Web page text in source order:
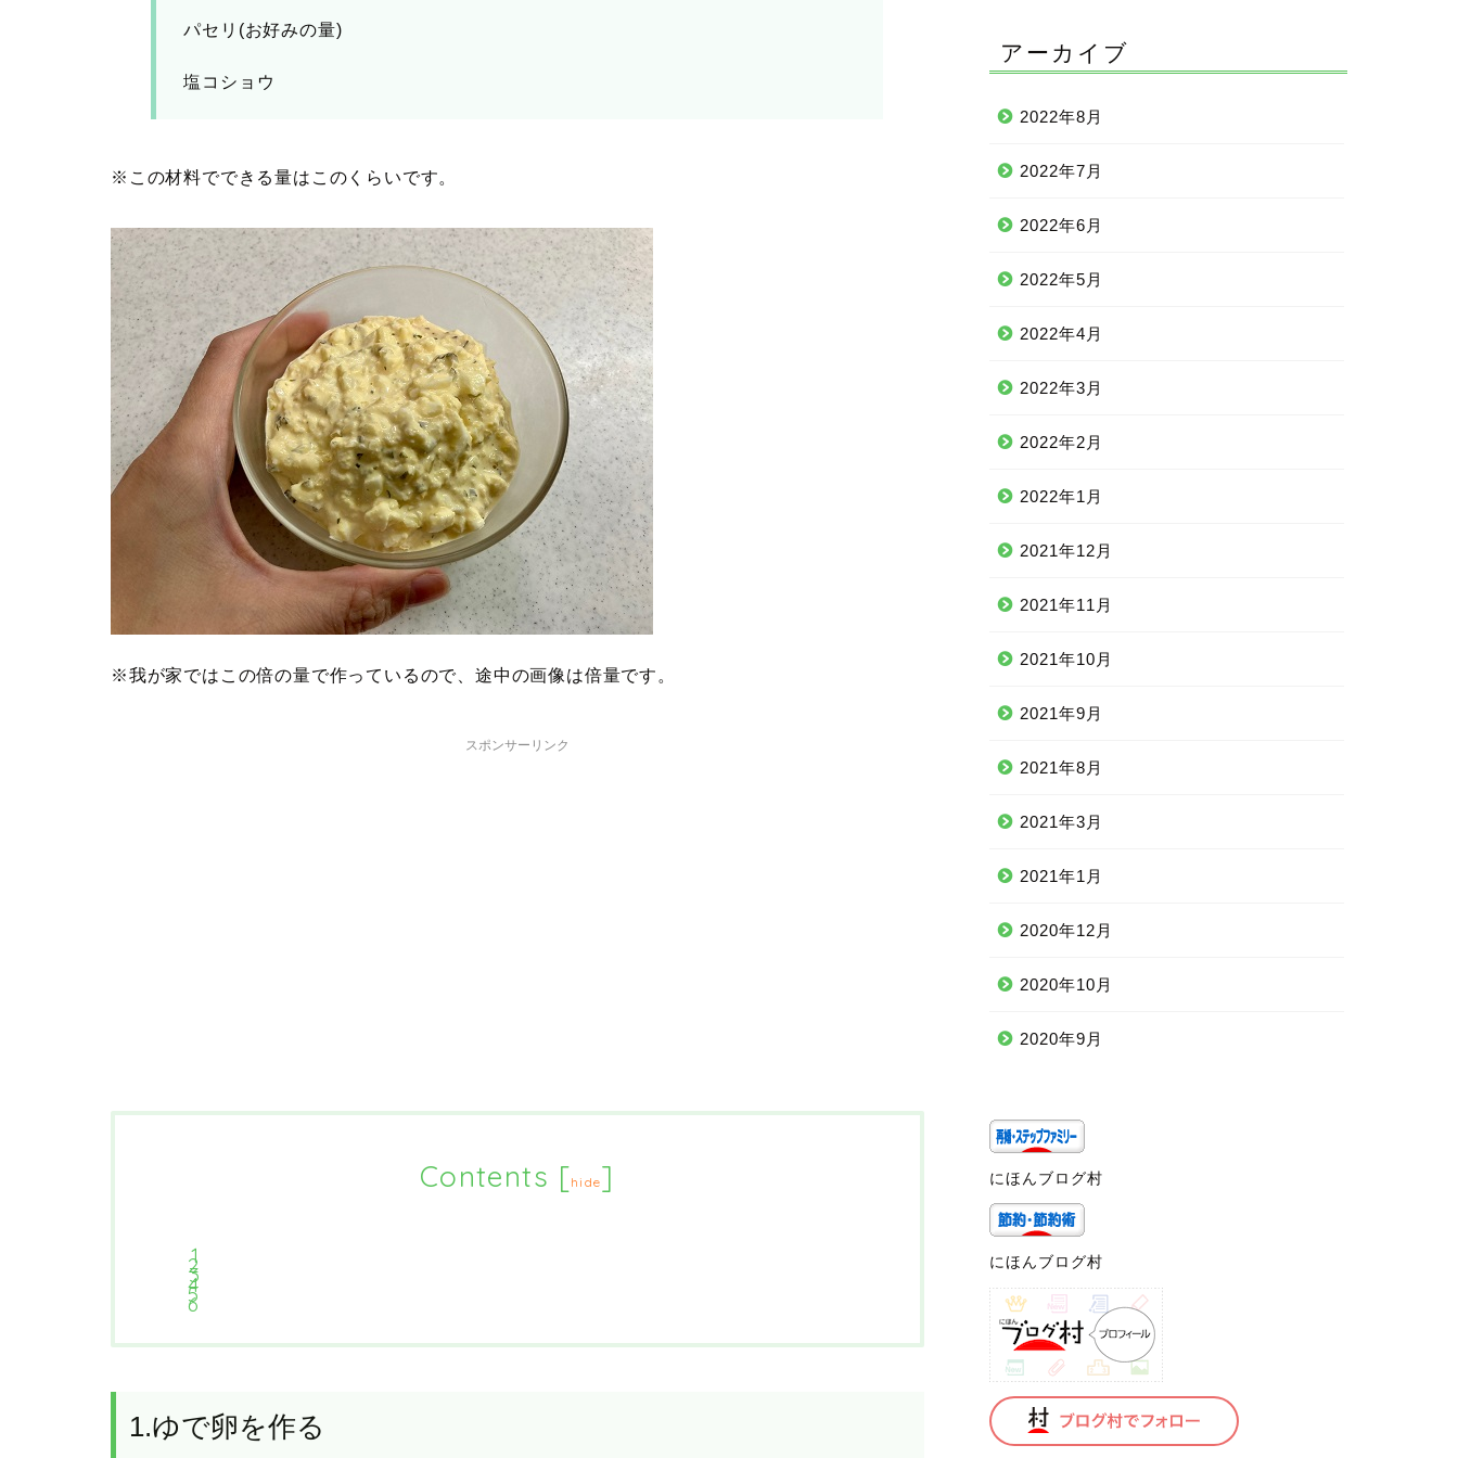
パセリ(お好みの量)
塩コショウ
※この材料でできる量はこのくらいです。
※我が家ではこの倍の量で作っているので、途中の画像は倍量です。
スポンサーリンク
Contents [hide]
1.ゆで卵を作る
アーカイブ
2022年8月
2022年7月
2022年6月
2022年5月
2022年4月
2022年3月
2022年2月
2022年1月
2021年12月
2021年11月
2021年10月
2021年9月
2021年8月
2021年3月
2021年1月
2020年12月
2020年10月
2020年9月
にほんブログ村
にほんブログ村